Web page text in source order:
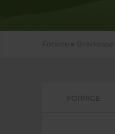
Du er her
Forside » Brevkasse
FORRIGE